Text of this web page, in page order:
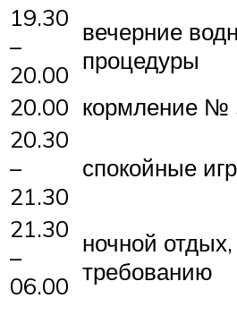
19.30
–
20.00
вечерние
процедуры
20.00 кормление №
20.30
–
21.30
спокойные
21.30
–
06.00
ночной
требованию